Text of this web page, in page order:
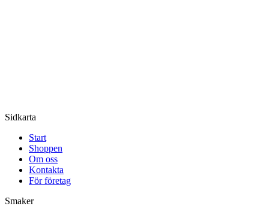
Sidkarta
Start
Shoppen
Om oss
Kontakta
För företag
Smaker